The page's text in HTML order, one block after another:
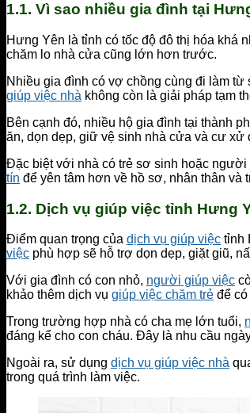
1.1. Vì sao nhiều gia đình tại
Hưng Yên là tỉnh có tốc độ đô thị hóa khá
chăm lo nhà cửa cũng lớn hơn trước.
Nhiều gia đình có vợ chồng cùng đi làm
giúp việc nhà không còn là giải pháp tạm
Bên cạnh đó, nhiều hộ gia đình tại thành
ăn, dọn dẹp, giữ vệ sinh nhà cửa và cư
Đặc biệt với nhà có trẻ sơ sinh hoặc
tín để yên tâm hơn về hồ sơ, nhân thân và
1.2. Dịch vụ giúp việc tỉnh Hưng
Điểm quan trọng của dịch vụ giúp việc tỉnh
việc phù hợp sẽ hỗ trợ dọn dẹp, giặt giũ,
Với gia đình có con nhỏ, người giúp việc
khảo thêm dịch vụ giúp việc chăm trẻ để
Trong trường hợp nhà có cha mẹ lớn tuổi,
đáng kể cho con cháu. Đây là nhu cầu
Ngoài ra, sử dụng dịch vụ giúp việc nhà
trong quá trình làm việc.